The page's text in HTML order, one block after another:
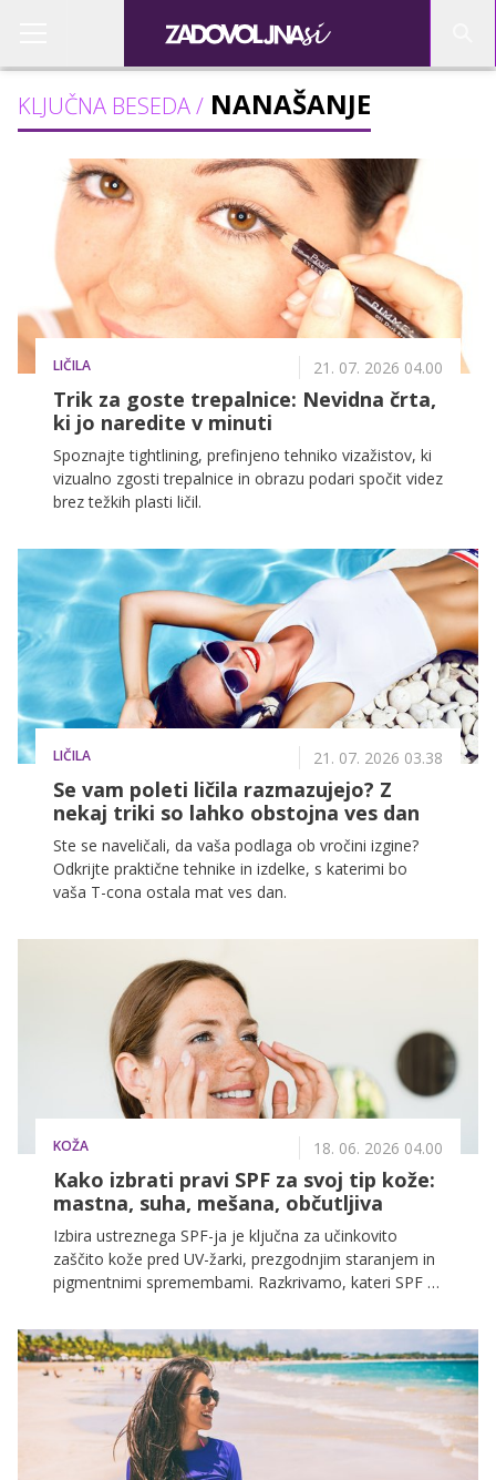
KLJUČNA BESEDA / NANAŠANJE
LIČILA 21. 07. 2026 04.00
Trik za goste trepalnice: Nevidna črta,
ki jo naredite v minuti
Spoznajte tightlining, prefinjeno tehniko vizažistov, ki
vizualno zgosti trepalnice in obrazu podari spočit videz
brez težkih plasti ličil.
LIČILA 21. 07. 2026 03.38
Se vam poleti ličila razmazujejo? Z
nekaj triki so lahko obstojna ves dan
Ste se naveličali, da vaša podlaga ob vročini izgine?
Odkrijte praktične tehnike in izdelke, s katerimi bo
vaša T-cona ostala mat ves dan.
KOŽA 18. 06. 2026 04.00
Kako izbrati pravi SPF za svoj tip kože:
mastna, suha, mešana, občutljiva
Izbira ustreznega SPF-ja je ključna za učinkovito
zaščito kože pred UV-žarki, prezgodnjim staranjem in
pigmentnimi spremembami. Razkrivamo, kateri SPF je
kožo ter katere teksture zagotavljajo optimalno
zaščito v poletnih mesecih.